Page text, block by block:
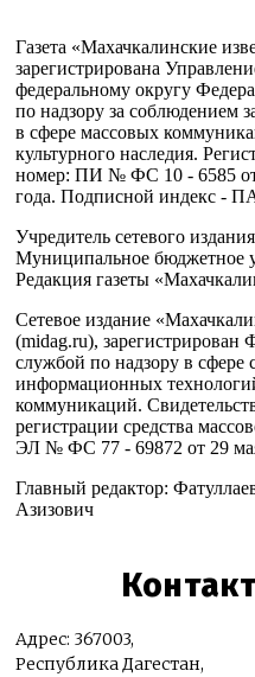
Газета «Махачкалинские
зарегистрирована
федеральному округу
по надзору за соблюдением
в сфере массовых
культурного наследия.
номер: ПИ № ФС 10 - 6585 от
года. Подписной индекс -
Учредитель сетевого
Муниципальное бюджетное
Редакция газеты
Сетевое издание
(midag.ru), зарегистрирован
службой по надзору в сфере
информационных
коммуникаций.
регистрации средства
ЭЛ № ФС 77 - 69872 от 29
Главный редактор:
Азизович
Адрес: 367003,
Республика Дагестан,